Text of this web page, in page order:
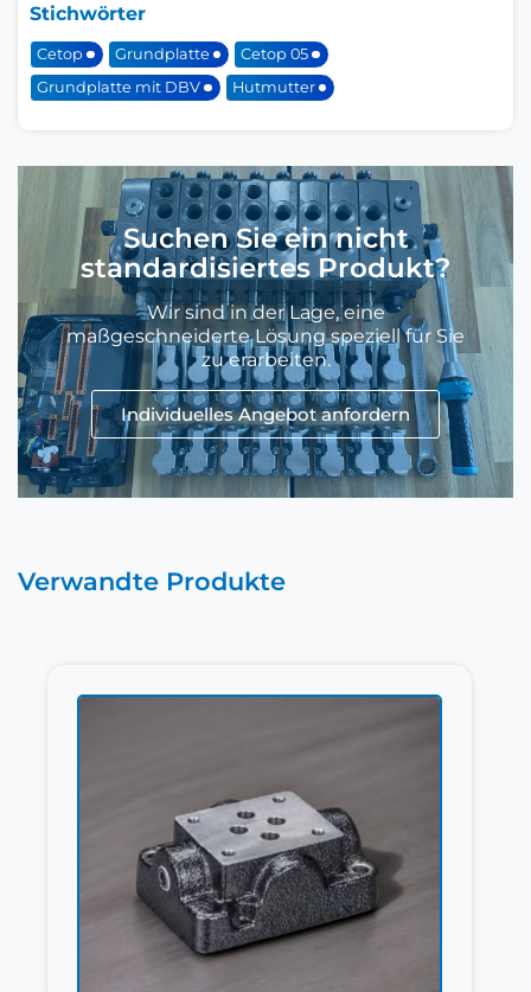
Stichwörter
Cetop Grundplatte
Cetop 05
Grundplatte mit DBV
Hutmutter
Suchen Sie ein nicht
standardisiertes Produkt?
Wir sind in der Lage, eine
maßgeschneiderte Lösung speziell für Sie
zu erarbeiten.
Individuelles Angebot anfordern
Verwandte Produkte